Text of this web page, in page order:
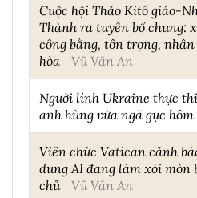
Cuộc hội Thảo Kitô giáo-
Thành ra tuyên bố chung:
công bằng, tôn trọng,
hòa
Vũ Văn An
Người lính Ukraine thực
anh hùng vừa ngã gục hôm
Viên chức Vatican cảnh
dung AI đang làm xói mòn
chủ
Vũ Văn An